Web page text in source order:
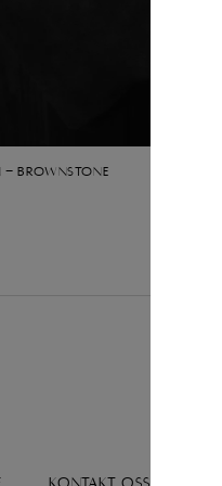
- Brownstone